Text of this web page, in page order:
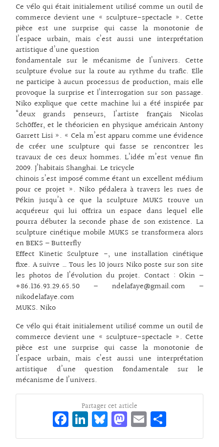
Ce vélo qui était initialement utilisé comme un outil de
commerce devient une « sculpture-spectacle ». Cette
pièce est une surprise qui casse la monotonie de
l’espace urbain, mais c’est aussi une interprétation
artistique d’une question
fondamentale sur le mécanisme de l’univers. Cette
sculpture évolue sur la route au rythme du trafic. Elle
ne participe à aucun processus de production, mais elle
provoque la surprise et l’interrogation sur son passage.
Niko explique que cette machine lui a été inspirée par
“deux grands penseurs, l’artiste français Nicolas
Schöffer, et le théoricien en physique américain Antony
Garrett Lisi ». « Cela m’est apparu comme une évidence
de créer une sculpture qui fasse se rencontrer les
travaux de ces deux hommes. L’idée m’est venue fin
2009. J’habitais Shanghai. Le tricycle
chinois s’est imposé comme étant un excellent médium
pour ce projet ». Niko pédalera à travers les rues de
Pékin jusqu’à ce que la sculpture MUKS trouve un
acquéreur qui lui offrira un espace dans lequel elle
pourra débuter la seconde phase de son existence. La
sculpture cinétique mobile MUKS se transformera alors
en BEKS – Butterfly
Effect Kinetic Sculpture -, une installation cinétique
fixe. A suivre … Tous les 10 jours Niko poste sur son site
les photos de l’évolution du projet. Contact : Okin –
+86.136.93.29.65.50 – ndelafaye@gmail.com –
nikodelafaye.com
MUKS. Niko
Ce vélo qui était initialement utilisé comme un outil de
commerce devient une « sculpture-spectacle ». Cette
pièce est une surprise qui casse la monotonie de
l’espace urbain, mais c’est aussi une interprétation
artistique d’une question fondamentale sur le
mécanisme de l’univers.
Partager cet article
Fa
ce
Li
n
Bl
ue
M
as
E
m rt